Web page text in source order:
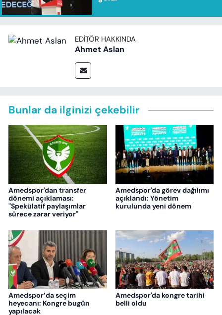
EDITÖR HAKKINDA
Ahmet Aslan
Bunlar da ilginizi çekebilir
Amedspor'dan transfer
dönemi açıklaması:
"Spekülatif paylaşımlar
sürece zarar veriyor"
Amedspor'da görev dağılımı
açıklandı: Yönetim
kurulunda yeni dönem
Amedspor’da seçim
heyecanı: Kongre bugün
yapılacak
Amedspor'da kongre tarihi
belli oldu